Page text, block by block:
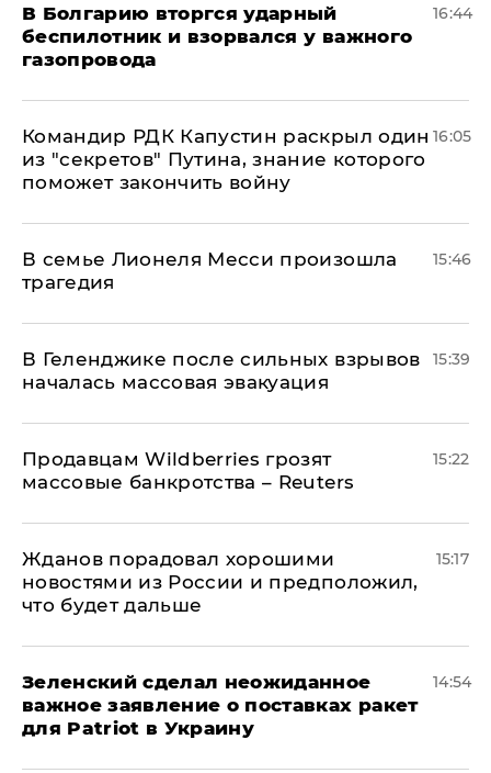
В Болгарию вторгся ударный
беспилотник и взорвался у важного
газопровода
16:44
Командир РДК Капустин раскрыл один
из "секретов" Путина, знание которого
поможет закончить войну
16:05
В семье Лионеля Месси произошла
трагедия
15:46
В Геленджике после сильных взрывов
началась массовая эвакуация
15:39
Продавцам Wildberries грозят
массовые банкротства – Reuters
15:22
Жданов порадовал хорошими
новостями из России и предположил,
что будет дальше
15:17
Зеленский сделал неожиданное
важное заявление о поставках ракет
для Patriot в Украину
14:54